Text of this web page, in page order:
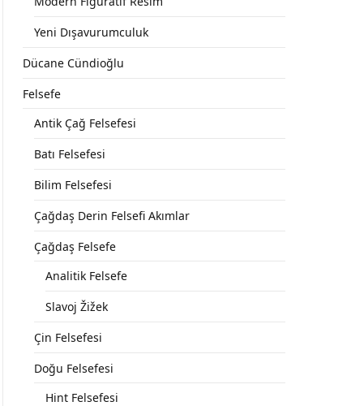
Yeni Dışavurumculuk
Dücane Cündioğlu
Felsefe
Antik Çağ Felsefesi
Batı Felsefesi
Bilim Felsefesi
Çağdaş Derin Felsefi Akımlar
Çağdaş Felsefe
Analitik Felsefe
Slavoj Žižek
Çin Felsefesi
Doğu Felsefesi
Hint Felsefesi